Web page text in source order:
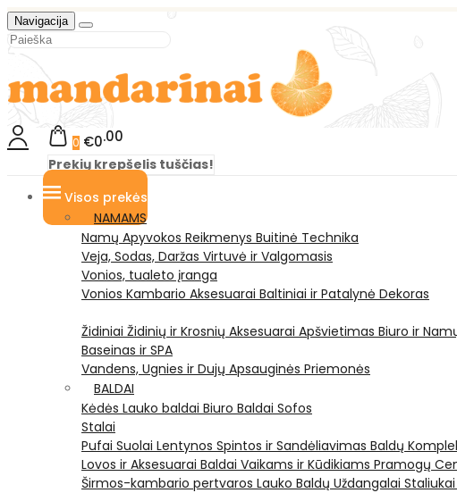
Navigacija
0 €0 00
Prekių krepšelis tuščias!
Visos prekės
NAMAMS
Namų Apyvokos Reikmenys Buitinė Technika
Veja, Sodas, Daržas Virtuvė ir Valgomasis
Vonios, tualeto įranga
Vonios Kambario Aksesuarai Baltiniai ir Patalynė Dekoras
Židiniai Židinių ir Krosnių Aksesuarai Apšvietimas Biuro ir
Baseinas ir SPA
Vandens, Ugnies ir Dujų Apsauginės Priemonės
BALDAI
Kėdės Lauko baldai Biuro Baldai Sofos
Stalai
Pufai Suolai Lentynos Spintos ir Sandėliavimas Baldų
Lovos ir Aksesuarai Baldai Vaikams ir Kūdikiams Pramogų
Širmos-kambario pertvaros Lauko Baldų Uždangalai